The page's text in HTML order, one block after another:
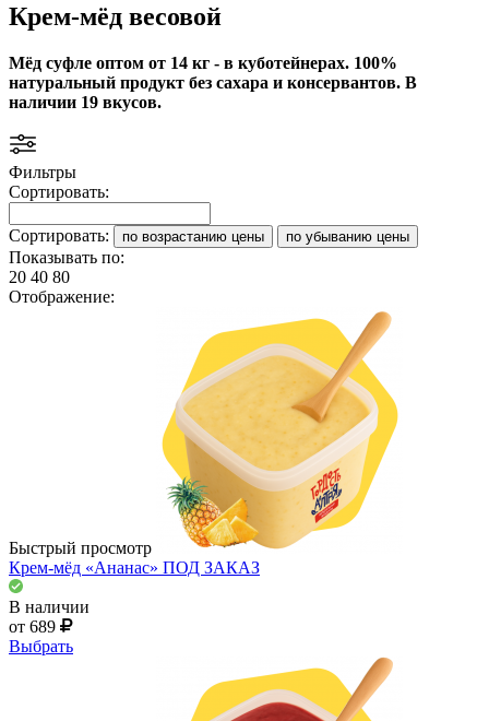
Крем-мёд весовой
Мёд суфле оптом от 14 кг - в куботейнерах. 100%
натуральный продукт без сахара и консервантов. В
наличии 19 вкусов.
Фильтры
Сортировать:
Сортировать: по возрастанию цены по убыванию цены
Показывать по:
20 40 80
Отображение:
Быстрый просмотр
Крем-мёд «Ананас» ПОД ЗАКАЗ
В наличии
от 689
Выбрать